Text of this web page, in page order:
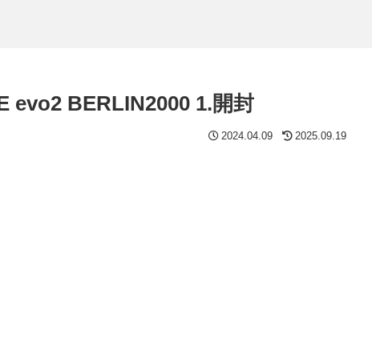
evo2 BERLIN2000 1.開封
2024.04.09 2025.09.19